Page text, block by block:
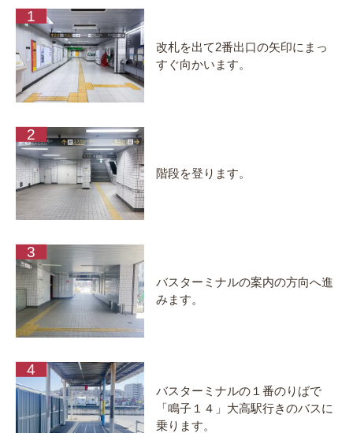
改札を出て2番出口の矢印にまっ
すぐ向かいます。
階段を登ります。
バスターミナルの案内の方向へ進
みます。
バスターミナルの１番のりばで
「鳴子１４」大高駅行きのバスに
乗ります。